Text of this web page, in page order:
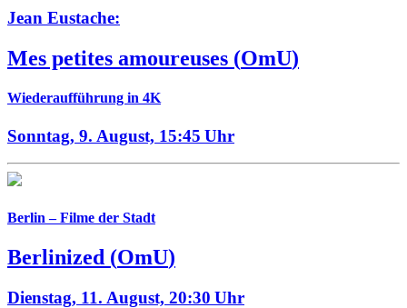
Jean Eustache:
Mes petites amoureuses (OmU)
Wiederaufführung in 4K
Sonntag, 9. August, 15:45 Uhr
Berlin – Filme der Stadt
Berlinized (OmU)
Dienstag, 11. August, 20:30 Uhr